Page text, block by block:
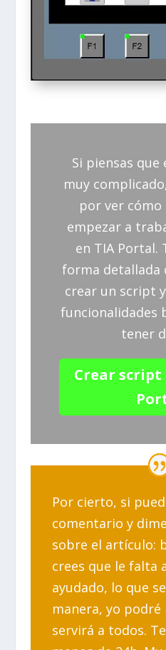
Si piensas
muy
por ver cómo
empezar a
en TIA Portal.
forma detallada
crear un script
funcionalidades
tener
Crear script
Por cierto, si
comentario y
sobre el artículo:
crees que le falta
ayudado, lo que
manera, yo
servirá a todos.